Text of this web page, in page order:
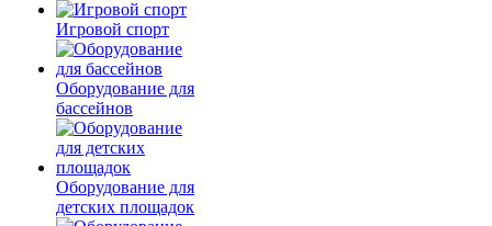
Игровой спорт
Оборудование для
бассейнов
Оборудование для
детских площадок